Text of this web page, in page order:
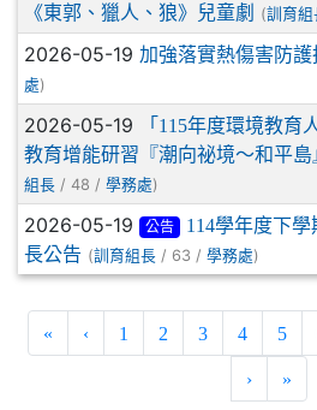
《東郭、獵人、狼》兒童劇
(訓育組
2026-05-19 加強落實熱傷害防護
處)
2026-05-19
「115年度環境教育
教育增能研習『潮向祕境～和平島
組長 / 48 / 學務處)
2026-05-19 公告
114學年度下
長公告 (訓育組長 / 63 / 學務處)
« ‹ 1 2 3 4 5
› »